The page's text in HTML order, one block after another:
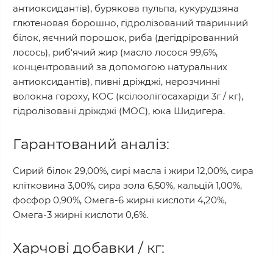
антиоксидантів), бурякова пульпа, кукурудзяна
глютеновая борошно, гідролізований тваринний
білок, яєчний порошок, риба (дегідрірованний
лосось), риб'ячий жир (масло лосося 99,6%,
концентрований за допомогою натуральних
антиоксидантів), пивні дріжджі, нерозчинні
волокна гороху, КОС (ксілоолігосахаріди 3г / кг),
гідролізовані дріжджі (МОС), юка Шидигера.
Гарантований аналіз:
Сирий білок 29,00%, сирі масла і жири 12,00%, сира
клітковина 3,00%, сира зола 6,50%, кальцій 1,00%,
фосфор 0,90%, Омега-6 жирні кислоти 4,20%,
Омега-3 жирні кислоти 0,6%.
Харчові добавки / кг: